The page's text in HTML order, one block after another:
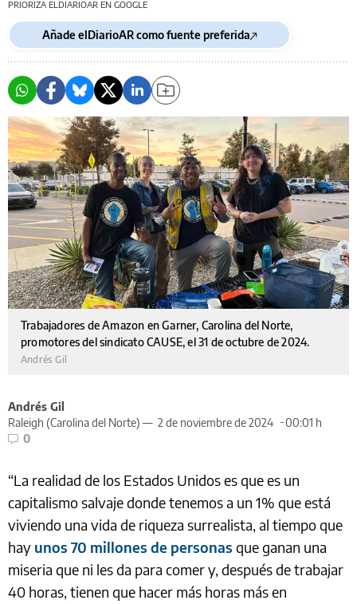
PRIORIZA ELDIARIOAR EN GOOGLE
Añade elDiarioAR como fuente preferida
Trabajadores de Amazon en Garner, Carolina del Norte,
promotores del sindicato CAUSE, el 31 de octubre de 2024.
Andrés Gil
Andrés Gil
Raleigh (Carolina del Norte) — 2 de noviembre de 2024
00:01 h
0
“La realidad de los Estados Unidos es que es un
capitalismo salvaje donde tenemos a un 1% que está
viviendo una vida de riqueza surrealista, al tiempo que
hay unos 70 millones de personas que ganan una
miseria que ni les da para comer y, después de trabajar
40 horas, tienen que hacer más horas más en